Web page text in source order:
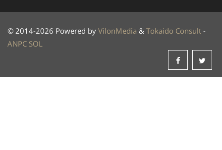
© 2014-2026 Powered by VilonMedia & Tokaido Consult -
ANPC SOL